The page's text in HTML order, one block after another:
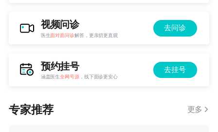
视频问诊
医生面对面问诊解答，更亲切更直观
去问诊
预约挂号
涵盖医生全网号源，线下面诊更安心
去挂号
专家推荐 更多